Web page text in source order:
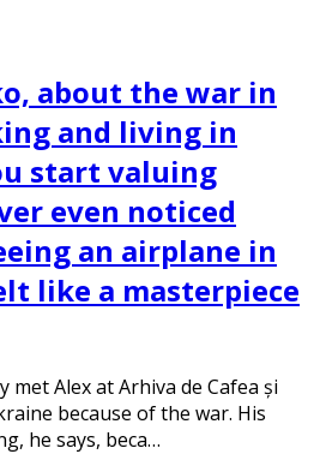
about the war in
and living in
start valuing
even noticed
an airplane in
like a masterpiece
met Alex at Arhiva de Cafea și
because of the war. His
he says, beca…